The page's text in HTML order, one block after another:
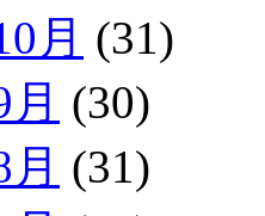
月 (31)
(30)
(31)